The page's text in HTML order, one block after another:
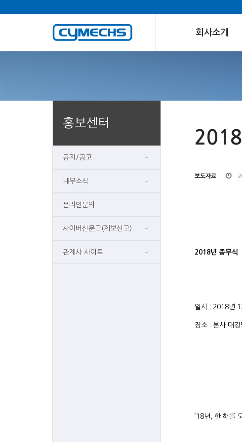
회사소개
홍보센터
공지/공고
내부소식
온라인문의
사이버신문고(제보신고)
관계사 사이트
보도자료
2018년 종무식
일시 : 2018년
장소 : 본사 대강
’18년, 한 해를